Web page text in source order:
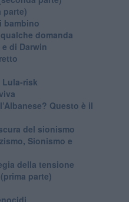
parte)
bambino
domanda
di Darwin
Lula-risk
Questo è il
del sionismo
Sionismo e
della tensione
parte)